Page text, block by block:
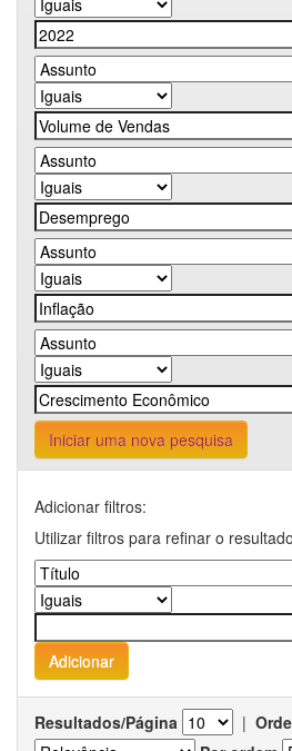
Iniciar uma nova pesquisa
Adicionar filtros:
Utilizar filtros para refinar o
Resultados/Página |